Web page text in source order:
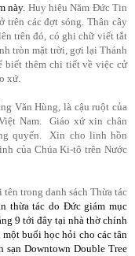
này. Huy hiệu Năm Đức Tin
trên các đợt sóng. Thân cây
trên đó, có ghi chữ viết tắt
tròn mặt trời, gợi lại Thánh
biết thêm chi tiết về việc cử
xứ.
Văn Hùng, là cậu ruột của
Nam. Giáo xứ xin chân
quyến. Xin cho linh hồn
của Chúa Ki-tô trên Nước
tên trong danh sách Thừa tác
thừa tác do Đức giám mục
9 tới đây tại nhà thờ chính
buổi học hỏi cho các tân
sạn Downtown Double Tree